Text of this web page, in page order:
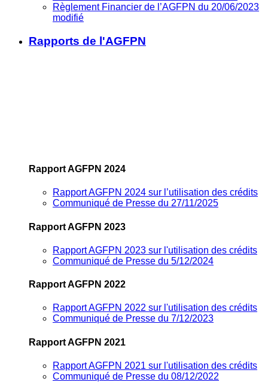
Règlement Financier de l’AGFPN du 20/06/2023
modifié
Rapports de l'AGFPN
Rapport AGFPN 2024
Rapport AGFPN 2024 sur l’utilisation des crédits
Communiqué de Presse du 27/11/2025
Rapport AGFPN 2023
Rapport AGFPN 2023 sur l'utilisation des crédits
Communiqué de Presse du 5/12/2024
Rapport AGFPN 2022
Rapport AGFPN 2022 sur l'utilisation des crédits
Communiqué de Presse du 7/12/2023
Rapport AGFPN 2021
Rapport AGFPN 2021 sur l'utilisation des crédits
Communiqué de Presse du 08/12/2022